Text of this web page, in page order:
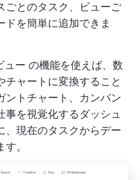
ごとのタスク、ビューご
ドを簡単に追加できま
ュー の機能を使えば、数
チャートに変換すること
ントチャート、カンバン
を視覚化するダッシュ
、現在のタスクからデー
。